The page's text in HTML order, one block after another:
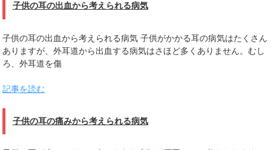
子供の耳の出血から考えられる病気
子供の耳の出血から考えられる病気 子供がかかる耳の病気はたくさん
ありますが、外耳道から出血する病気はさほど多くありません。むし
ろ、外耳道を傷
記事を読む
子供の耳の痛みから考えられる病気